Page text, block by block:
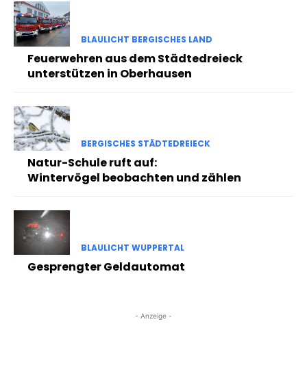
BLAULICHT BERGISCHES LAND
Feuerwehren aus dem Städtedreieck
unterstützen in Oberhausen
BERGISCHES STÄDTEDREIECK
Natur-Schule ruft auf:
Wintervögel beobachten und zählen
BLAULICHT WUPPERTAL
Gesprengter Geldautomat
- Anzeige -